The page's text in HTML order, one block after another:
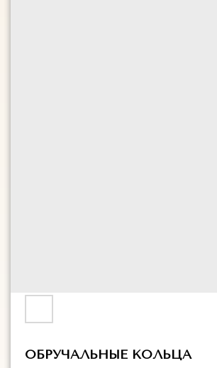
ОБРУЧАЛЬНЫЕ КОЛЬЦА